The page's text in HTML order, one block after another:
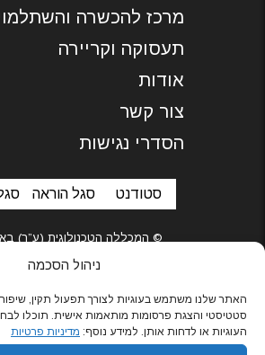
ניהול הסכמה
האתר שלנו משתמש בעוגיות לצורך תפעול תקין, שיפור
סטטיסטי והצגת פרסומות מותאמות אישית. תוכלו
העוגיות או לדחות אותן. למידע נוסף: מדיניות פרטיות
מרכז להכשרה
תעסוקה וקריירה
אודות
צור קשר
הסדרי נגישות
סטודנט סגל הוראה
© המכללה הטכנולוגית (ע”ר)
בניית אתרים